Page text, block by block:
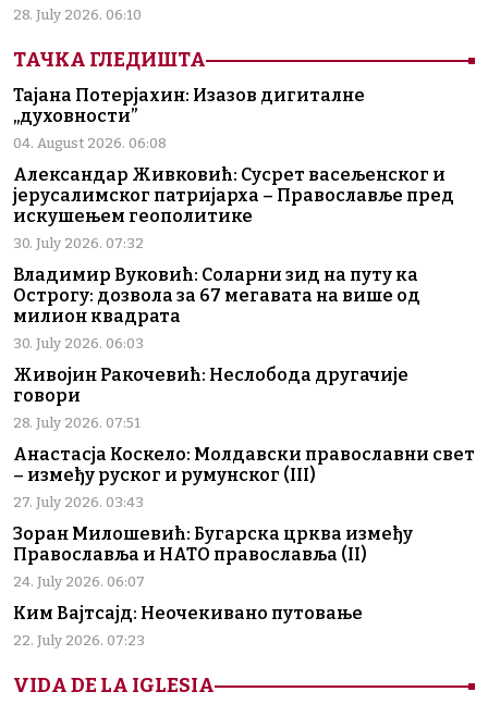
28. July 2026. 06:10
ТАЧКА ГЛЕДИШТА
Тајана Потерјахин: Изазов дигиталне
„духовности”
04. August 2026. 06:08
Александар Живковић: Сусрет васељенског и
јерусалимског патријарха – Православље пред
искушењем геополитике
30. July 2026. 07:32
Владимир Вуковић: Соларни зид на путу ка
Острогу: дозвола за 67 мегавата на више од
милион квадрата
30. July 2026. 06:03
Живојин Ракочевић: Неслобода другачије
говори
28. July 2026. 07:51
Анастасја Коскело: Молдавски православни свет
– између руског и румунског (III)
27. July 2026. 03:43
Зоран Милошевић: Бугарска црква између
Православља и НАТО православља (II)
24. July 2026. 06:07
Ким Вајтсајд: Неочекивано путовање
22. July 2026. 07:23
VIDA DE LA IGLESIA